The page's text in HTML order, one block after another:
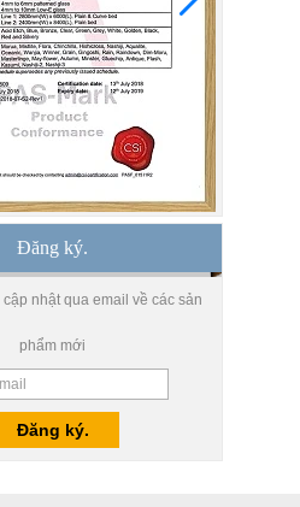
nhà máy kính cường
cao cấp, kính cường
lực an toàn Trung Quốc
buôn 8 mm 10 mm
lụa in lụa cường lực,
in kỹ thuật số cường lực
sản xuất Trung Quốc
cấp tấm kính cường
lực trong suốt 10 mm chất
tường kính cường lực
khung cong cho vòi
sen, nhà tắm tấm
kính
nhà máy kính cường
Đăng ký.
cập nhật qua email về các sản
phẩm mới